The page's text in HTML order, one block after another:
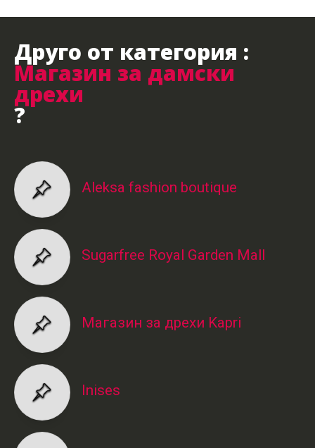
Друго от категория :
Магазин за дамски
дрехи
?
Aleksa fashion boutique
Sugarfree Royal Garden Mall
Магазин за дрехи Kapri
Inises